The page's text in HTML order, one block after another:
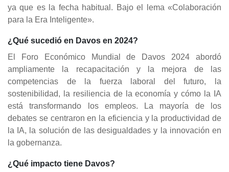
ya que es la fecha habitual. Bajo el lema «Colaboración
para la Era Inteligente».
¿Qué sucedió en Davos en 2024?
El Foro Económico Mundial de Davos 2024 abordó
ampliamente la recapacitación y la mejora de las
competencias de la fuerza laboral del futuro, la
sostenibilidad, la resiliencia de la economía y cómo la IA
está transformando los empleos. La mayoría de los
debates se centraron en la eficiencia y la productividad de
la IA, la solución de las desigualdades y la innovación en
la gobernanza.
¿Qué impacto tiene Davos?